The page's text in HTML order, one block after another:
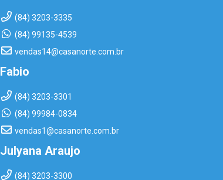
(84) 3203-3335
(84) 99135-4539
vendas14@casanorte.com.br
Fabio
(84) 3203-3301
(84) 99984-0834
vendas1@casanorte.com.br
Julyana Araujo
(84) 3203-3300